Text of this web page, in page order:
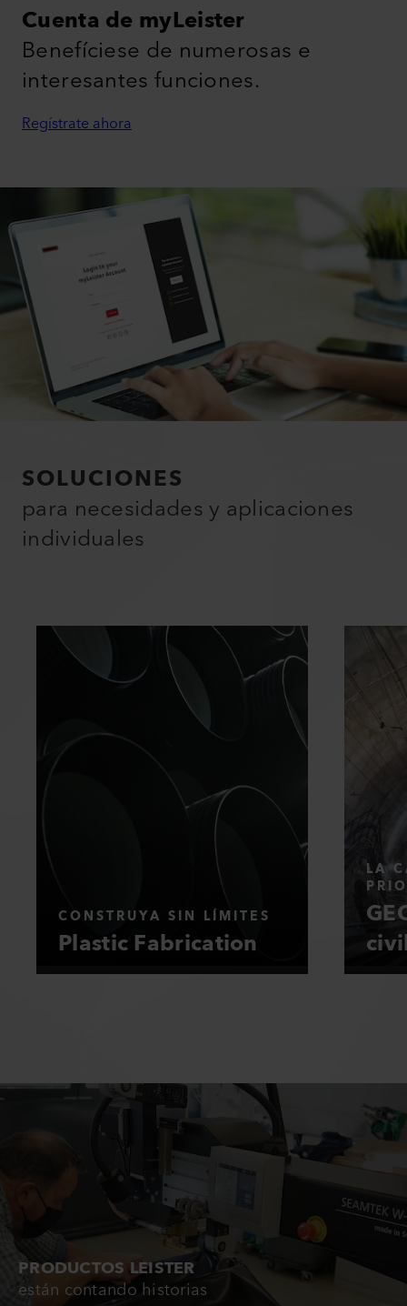
Cuenta de myLeister
Benefíciese de numerosas e
interesantes funciones.
Regístrate ahora
SOLUCIONES
para necesidades y aplicaciones
individuales
CONSTRUYA SIN LÍMITES
Plastic Fabrication
LA
PRODUCTOS LEISTER
están contando historias